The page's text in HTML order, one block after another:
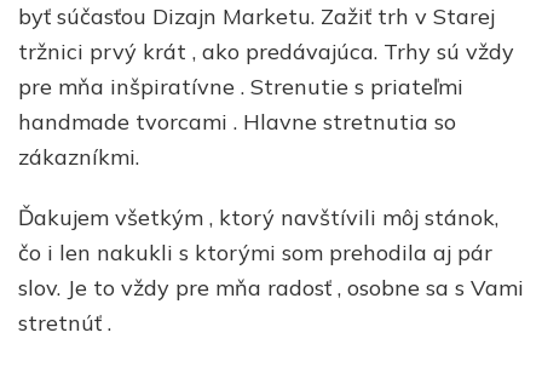
byť súčasťou Dizajn Marketu. Zažiť trh v Starej
tržnici prvý krát , ako predávajúca. Trhy sú vždy
pre mňa inšpiratívne . Strenutie s priateľmi
handmade tvorcami . Hlavne stretnutia so
zákazníkmi.
Ďakujem všetkým , ktorý navštívili môj stánok,
čo i len nakukli s ktorými som prehodila aj pár
slov. Je to vždy pre mňa radosť , osobne sa s Vami
stretnúť .